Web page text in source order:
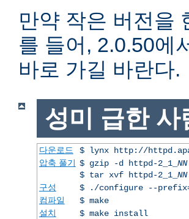
만약 작은 버전을
를 들어, 2.0.50에
바로 가길 바란다.
성미 급한 사
다운로드
$ lynx http://
압축 풀기 $ gzip -d httpd-2_1_ NN
$ tar xvf httpd-2_1_ NN
구성
$ ./configure --
컴파일
$ make
설치
$ make install